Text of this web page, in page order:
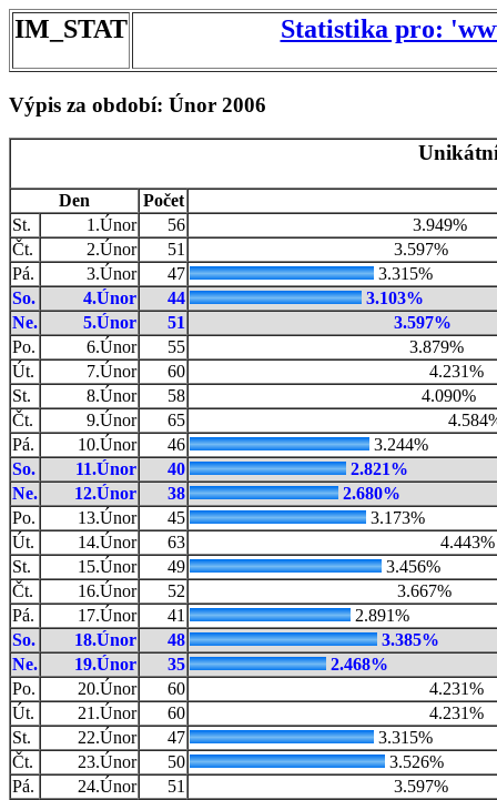
IM_STAT Statistika pro:
Výpis za období: Únor 2006
Den
Počet
St.
1.Únor 56
3.949%
Čt.
2.Únor 51
3.597%
Pá.
3.Únor 47
3.315%
So.
4.Únor 44
3.103%
Ne.
5.Únor 51
3.597%
Po.
6.Únor 55
3.879%
Út.
7.Únor 60
4.231%
St.
8.Únor 58
4.090%
Čt.
9.Únor 65
Pá.
10.Únor 46
3.244%
So.
11.Únor 40
2.821%
Ne.
12.Únor 38
2.680%
Po.
13.Únor 45
3.173%
Út.
14.Únor 63
4.443%
St.
15.Únor 49
3.456%
Čt.
16.Únor 52
3.667%
Pá.
17.Únor 41
2.891%
So.
18.Únor 48
3.385%
Ne.
19.Únor 35
2.468%
Po.
20.Únor 60
4.231%
Út.
21.Únor 60
4.231%
St.
22.Únor 47
3.315%
Čt.
23.Únor 50
3.526%
Pá.
24.Únor 51
3.597%